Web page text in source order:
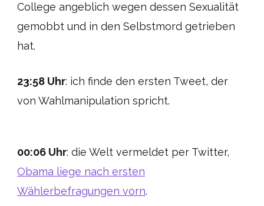
College angeblich wegen dessen Sexualität
gemobbt und in den Selbstmord getrieben
hat.
23:58 Uhr: ich finde den ersten Tweet, der
von Wahlmanipulation spricht.
00:06 Uhr: die Welt vermeldet per Twitter,
Obama liege nach ersten
Wählerbefragungen vorn.